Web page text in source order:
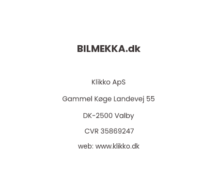
BILMEKKA.dk
web: www.klikko.dk